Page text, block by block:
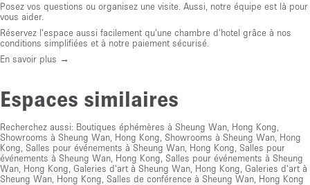
Posez vos questions ou organisez une visite. Aussi, notre équipe est là pour
vous aider.
Réservez l'espace aussi facilement qu'une chambre d'hotel grâce à nos
conditions simplifiées et à notre paiement sécurisé.
En savoir plus →
Espaces similaires
Recherchez aussi: Boutiques éphémères à Sheung Wan, Hong Kong
Showrooms à Sheung Wan, Hong Kong Showrooms à Sheung Wan, Hong
Kong Salles pour événements à Sheung Wan, Hong Kong Salles pour
événements à Sheung Wan, Hong Kong Salles pour événements à Sheung
Wan, Hong Kong Galeries d'art à Sheung Wan, Hong Kong Galeries d'art à
Sheung Wan, Hong Kong Salles de conférence à Sheung Wan, Hong Kong